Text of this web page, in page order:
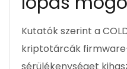
Kutatók szerint a
kriptotárcák